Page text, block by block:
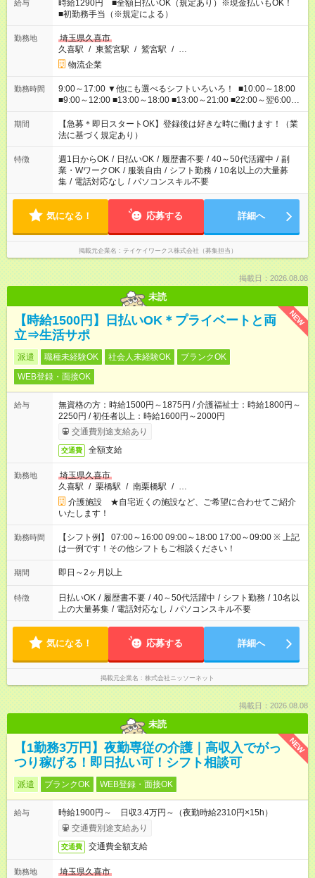
給与
時給1290円 ■全額日払いOK（規定あり）※現金払いもOK！
■初勤務手当（※規定による）
勤務地
埼玉県久喜市
久喜駅 / 東鷲宮駅 / 鷲宮駅 / …
物流企業
勤務時間
9:00～17:00 ▼他にも選べるシフトいろいろ！ ■10:00～18:00
■9:00～12:00 ■13:00～18:00 ■13:00～21:00 ■22:00～翌6:00
など あなたの希望を教えてください！
期間
【急募＊即日スタートOK】登録後は好きな時に働けます！（業
法に基づく規定あり）
特徴 週1日からOK / 日払いOK / 履歴書不要 / 40～50代活躍中 / 副
業・WワークOK / 服装自由 / シフト勤務 / 10名以上の大量募
集 / 電話対応なし / パソコンスキル不要
気になる！ 応募する 詳細へ
掲載元企業名 テイケイワークス株式会社（募集担当）
掲載日：2026.08.08
未読
NEW
【時給1500円】日払いOK＊プライベートと両
立⇒生活サポ
派遣 職種未経験OK 社会人未経験OK
ブランクOK
WEB登録・面接OK
給与
無資格の方：時給1500円～1875円 / 介護福祉士：時給1800円～
2250円 / 初任者以上：時給1600円～2000円
交通費別途支給あり
交通費 全額支給
勤務地
埼玉県久喜市
久喜駅 / 栗橋駅 / 南栗橋駅 / …
介護施設 ★自宅近くの施設など、ご希望に合わせてご紹介
いたします！
勤務時間
【シフト例】 07:00～16:00 09:00～18:00 17:00～09:00 ※ 上記
は一例です！その他シフトもご相談ください！
期間 即日～2ヶ月以上
特徴 日払いOK / 履歴書不要 / 40～50代活躍中 / シフト勤務 / 10名以
上の大量募集 / 電話対応なし / パソコンスキル不要
気になる！ 応募する 詳細へ
掲載元企業名 株式会社ニッソーネット
掲載日：2026.08.08
未読
NEW
【1勤務3万円】夜勤専従の介護｜高収入でがっ
つり稼げる！即日払い可！シフト相談可
派遣 ブランクOK WEB登録・面接OK
給与
時給1900円～ 日収3.4万円～（夜勤時給2310円×15h）
交通費別途支給あり
交通費 交通費全額支給
勤務地
埼玉県久喜市